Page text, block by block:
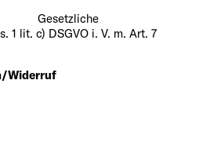
1 lit. c) DSGVO i. V. m. Art. 7
Widerruf